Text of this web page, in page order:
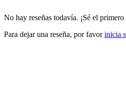
No hay reseñas todavía. ¡Sé el
Para dejar una reseña, por favorinicia